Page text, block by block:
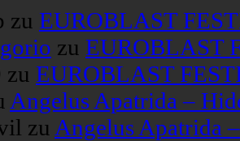
zu EUROBLAST
zu EUROBLAST
zu EUROBLAST
Angelus Apatrida –
zu Angelus Apatrida